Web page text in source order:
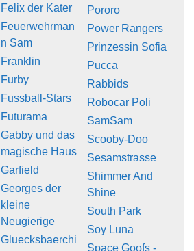
Felix der Kater
Feuerwehrman
n Sam
Franklin
Furby
Fussball-Stars
Futurama
Gabby und das
magische Haus
Garfield
Georges der
kleine
Neugierige
Gluecksbaerchi
Pororo
Power Rangers
Prinzessin Sofia
Pucca
Rabbids
Robocar Poli
SamSam
Scooby-Doo
Sesamstrasse
Shimmer And
Shine
South Park
Soy Luna
Space Goofs -